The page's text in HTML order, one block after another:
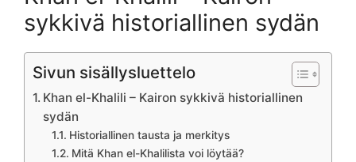
sykkivä historiallinen sydän
Sivun sisällysluettelo
Khan el-Khalili – Kairon sykkivä historiallinen
sydän
Historiallinen tausta ja merkitys
Mitä Khan el-Khalilista voi löytää?